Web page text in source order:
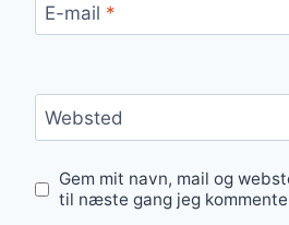
E-mail *
Websted
Gem mit navn, mail og
til næste gang jeg